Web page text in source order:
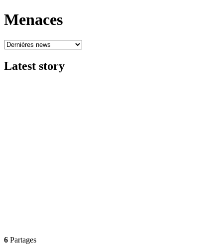
Menaces
Latest story
6 Partages